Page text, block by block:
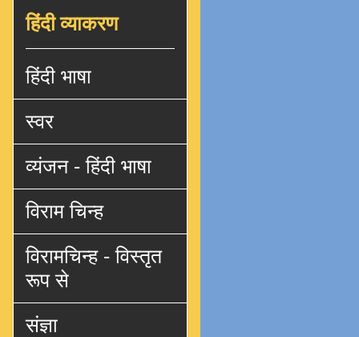
हिंदी व्याकरण
हिंदी भाषा
स्वर
व्यंजन - हिंदी भाषा
विराम चिन्ह
विरामचिन्ह - विस्तृत
रूप से
संज्ञा